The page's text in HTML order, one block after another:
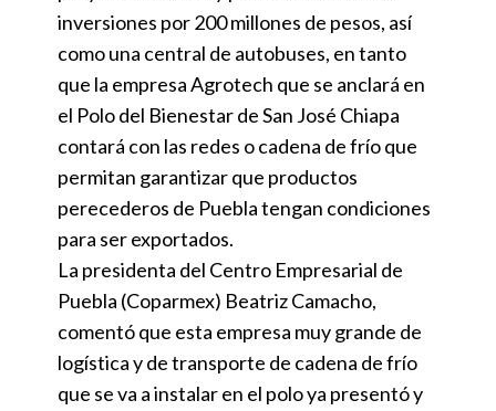
inversiones por 200 millones de pesos, así
como una central de autobuses, en tanto
que la empresa Agrotech que se anclará en
el Polo del Bienestar de San José Chiapa
contará con las redes o cadena de frío que
permitan garantizar que productos
perecederos de Puebla tengan condiciones
para ser exportados.
La presidenta del Centro Empresarial de
Puebla (Coparmex) Beatriz Camacho,
comentó que esta empresa muy grande de
logística y de transporte de cadena de frío
que se va a instalar en el polo ya presentó y